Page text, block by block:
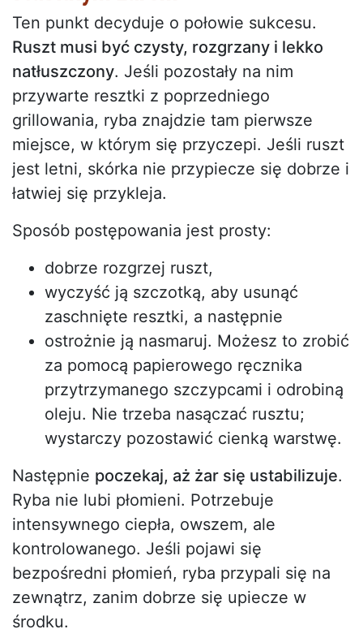
Ten punkt decyduje o połowie sukcesu.
Ruszt musi być czysty, rozgrzany i lekko
natłuszczony. Jeśli pozostały na nim
przywarte resztki z poprzedniego
grillowania, ryba znajdzie tam pierwsze
miejsce, w którym się przyczepi. Jeśli ruszt
jest letni, skórka nie przypiecze się dobrze i
łatwiej się przykleja.
Sposób postępowania jest prosty:
dobrze rozgrzej ruszt,
wyczyść ją szczotką, aby usunąć
zaschnięte resztki, a następnie
ostrożnie ją nasmaruj. Możesz to zrobić
za pomocą papierowego ręcznika
przytrzymanego szczypcami i odrobiną
oleju. Nie trzeba nasączać rusztu;
wystarczy pozostawić cienką warstwę.
Następnie poczekaj, aż żar się ustabilizuje.
Ryba nie lubi płomieni. Potrzebuje
intensywnego ciepła, owszem, ale
kontrolowanego. Jeśli pojawi się
bezpośredni płomień, ryba przypali się na
zewnątrz, zanim dobrze się upiecze w
środku.